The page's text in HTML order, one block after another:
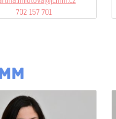
702 157 701